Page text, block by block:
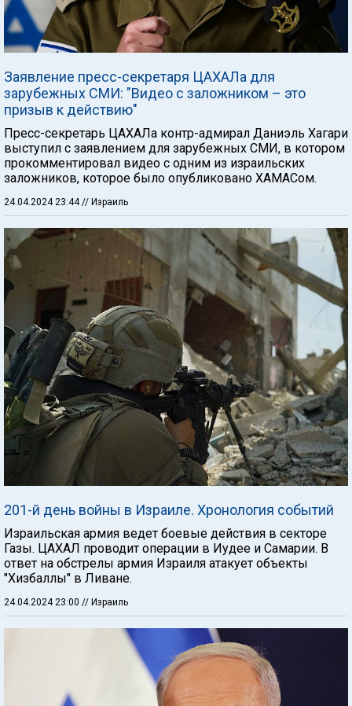
Заявление пресс-секретаря ЦАХАЛа для
зарубежных СМИ: "Видео с заложником – это
призыв к действию"
Пресс-секретарь ЦАХАЛа контр-адмирал Даниэль Хагари
выступил с заявлением для зарубежных СМИ, в котором
прокомментировал видео с одним из израильских
заложников, которое было опубликовано ХАМАСом.
24.04.2024 23:44 // Израиль
201-й день войны в Израиле. Хронология событий
Израильская армия ведет боевые действия в секторе
Газы. ЦАХАЛ проводит операции в Иудее и Самарии. В
ответ на обстрелы армия Израиля атакует объекты
"Хизбаллы" в Ливане.
24.04.2024 23:00 // Израиль